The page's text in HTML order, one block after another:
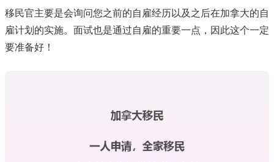
移民官主要是会询问您之前的自雇经历以及之后在加拿大的自
雇计划的实施。面试也是通过自雇的重要一点，因此这个一定
要准备好！